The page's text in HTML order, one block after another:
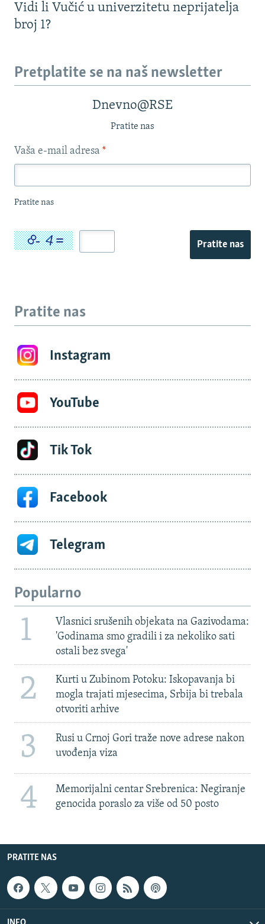
Vidi li Vučić u univerzitetu neprijatelja
broj 1?
Pretplatite se na naš newsletter
Dnevno@RSE
Pratite nas
Vaša e-mail adresa *
Pratite nas
Pratite nas
Pratite nas
Instagram
YouTube
Tik Tok
Facebook
Telegram
Popularno
1
Vlasnici srušenih objekata na Gazivodama:
'Godinama smo gradili i za nekoliko sati
ostali bez svega'
2
Kurti u Zubinom Potoku: Iskopavanja bi
mogla trajati mjesecima, Srbija bi trebala
otvoriti arhive
3
Rusi u Crnoj Gori traže nove adrese nakon
uvođenja viza
4
Memorijalni centar Srebrenica: Negiranje
genocida poraslo za više od 50 posto
PRATITE NAS